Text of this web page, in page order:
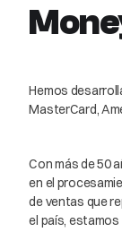
Hemos
MasterCard,
Con más de 50
en el
de ventas que
el país, estamos